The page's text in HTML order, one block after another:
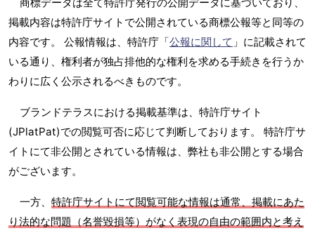
掲載内容は特許庁サイトで公開されている商標公報等と同等の
内容です。 公報情報は、特許庁「公報に関して 」に記載されて
いる通り、権利者が独占排他的な権利を求める手続きを行うか
わりに広く公示されるべきものです。
ブランドテラスにおける掲載基準は、特許庁サイト
(JPlatPat)での閲覧可否に応じて判断しております。 特許庁サ
イトにて非公開とされている情報は、弊社も非公開とする場合
がございます。
一方、 特許庁サイトにて閲覧可能な情報は通常、掲載にあた
り法的な問題（名誉毀損等）がなく表現の自由の範囲内と考え